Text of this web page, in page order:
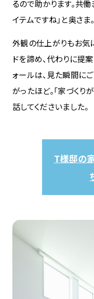
るので助かります。共
イテムですね」と奥さま。
外観の仕上がりもお気
ドを諦め、代わりに提
ォールは、見た瞬間に
がったほど。「家づくり
話してくださいました。
T様邸の